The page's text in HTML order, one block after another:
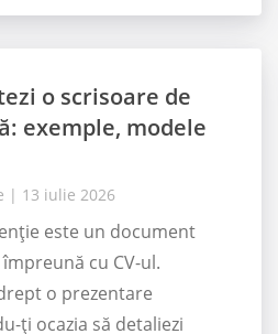
o scrisoare de
exemple, modele
| 13 iulie 2026
este un document
cu CV-ul.
o prezentare
ți ocazia să detaliezi